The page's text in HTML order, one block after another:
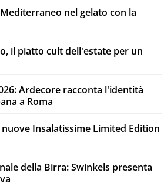
nel gelato con la
il piatto cult dell'estate per un
Ardecore racconta l'identità
a Roma
Insalatissime Limited Edition
della Birra: Swinkels presenta